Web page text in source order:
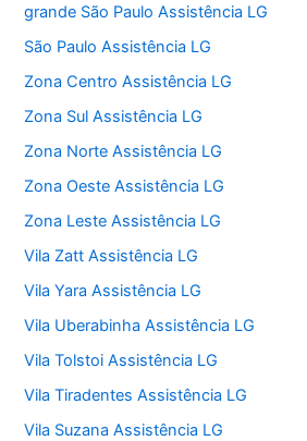
grande São Paulo Assistência LG
São Paulo Assistência LG
Zona Centro Assistência LG
Zona Sul Assistência LG
Zona Norte Assistência LG
Zona Oeste Assistência LG
Zona Leste Assistência LG
Vila Zatt Assistência LG
Vila Yara Assistência LG
Vila Uberabinha Assistência LG
Vila Tolstoi Assistência LG
Vila Tiradentes Assistência LG
Vila Suzana Assistência LG